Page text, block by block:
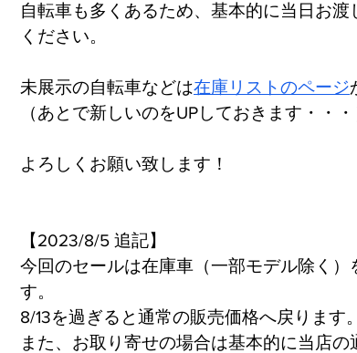
自転車も多くあるため、基本的に当日お
ください。
未展示の自転車などは在庫リストのページ
（あとで新しいのをUPしておきます・・・
よろしくお願い致します！
【2023/8/5 追記】
今回のセールは在庫車（一部モデル除く）
す。
8/13を過ぎると通常の販売価格へ戻ります。
また、お取り寄せの場合は基本的に当店